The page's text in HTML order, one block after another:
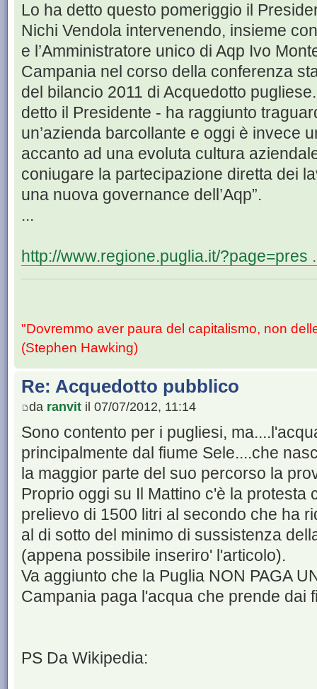
Lo ha detto questo pomeriggio il
Nichi Vendola intervenendo, insieme
e l’Amministratore unico di Aqp Ivo
Campania nel corso della conferenza
del bilancio 2011 di Acquedotto
detto il Presidente - ha raggiunto
un’azienda barcollante e oggi è invece
accanto ad una evoluta cultura
coniugare la partecipazione diretta dei
una nuova governance dell’Aqp”.
...
http://www.regione.puglia.it/?page=pres
"Dovremmo aver paura del capitalismo, non
(Stephen Hawking)
Re: Acquedotto pubblico
da ranvit il 07/07/2012, 11:14
Sono contento per i pugliesi,
principalmente dal fiume Sele....che
la maggior parte del suo percorso la
Proprio oggi su Il Mattino c'è la protesta
prelievo di 1500 litri al secondo che ha
al di sotto del minimo di sussistenza
(appena possibile inseriro' l'articolo).
Va aggiunto che la Puglia NON PAGA
Campania paga l'acqua che prende dai
PS Da Wikipedia: